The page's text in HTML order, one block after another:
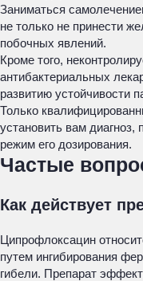
Заниматься
не только не принести
побочных явлений.
Кроме того,
антибактериальных
развитию устойчивости
Только
установить вам
режим его дозирования.
Частые
Как действует
Ципрофлоксацин
путем ингибирования
гибели. Препарат